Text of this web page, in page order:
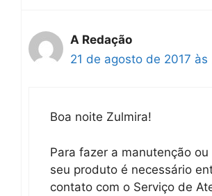
A Redação
21 de agosto de 2017 às
Boa noite Zulmira!
Para fazer a manutenção
seu produto é necessário
contato com o Serviço de